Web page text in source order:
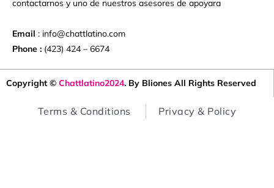
Phone : (423) 424 – 6674
Copyright ©Chattlatino2024. By Bliones All Rights Reserved